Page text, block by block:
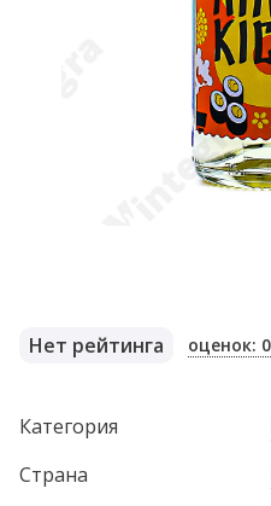
Нет рейтинга оценок: 0
Категория
Страна